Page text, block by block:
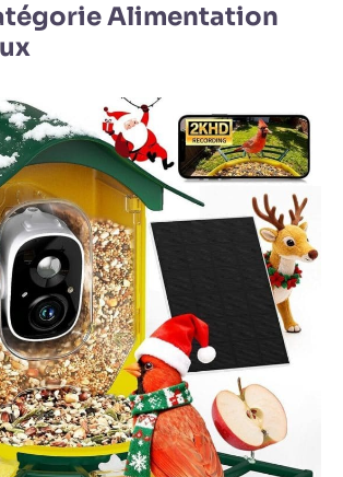
Alimentation